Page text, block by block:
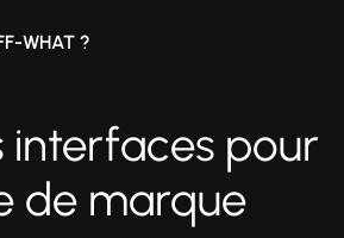
WHAT ?
interfaces pour
de marque